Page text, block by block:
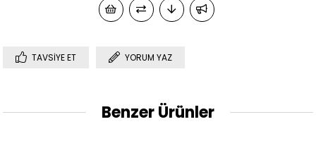
TAVSIYE ET YORUM YAZ
Benzer Ürünler